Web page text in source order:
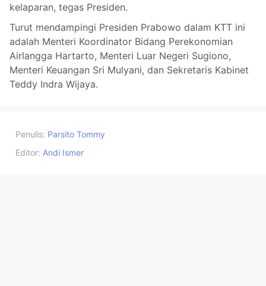
kelaparan, tegas Presiden.
Turut mendampingi Presiden Prabowo dalam KTT ini
adalah Menteri Koordinator Bidang Perekonomian
Airlangga Hartarto, Menteri Luar Negeri Sugiono,
Menteri Keuangan Sri Mulyani, dan Sekretaris Kabinet
Teddy Indra Wijaya.
Penulis: Parsito Tommy
Editor: Andi Ismer